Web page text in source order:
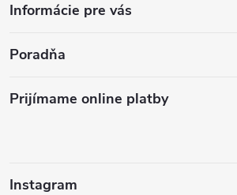
Informácie pre vás
Poradňa
Prijímame online platby
Instagram